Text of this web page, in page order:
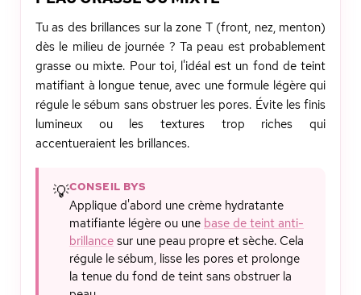
Tu as des brillances sur la zone T (front, nez, menton)
dès le milieu de journée ? Ta peau est probablement
grasse ou mixte. Pour toi, l'idéal est un fond de teint
matifiant à longue tenue, avec une formule légère qui
régule le sébum sans obstruer les pores. Évite les finis
lumineux ou les textures trop riches qui
accentueraient les brillances.
💡CONSEIL BYS
Applique d'abord une crème hydratante
matifiante légère ou une base de teint anti-
brillance sur une peau propre et sèche. Cela
régule le sébum, lisse les pores et prolonge
la tenue du fond de teint sans obstruer la